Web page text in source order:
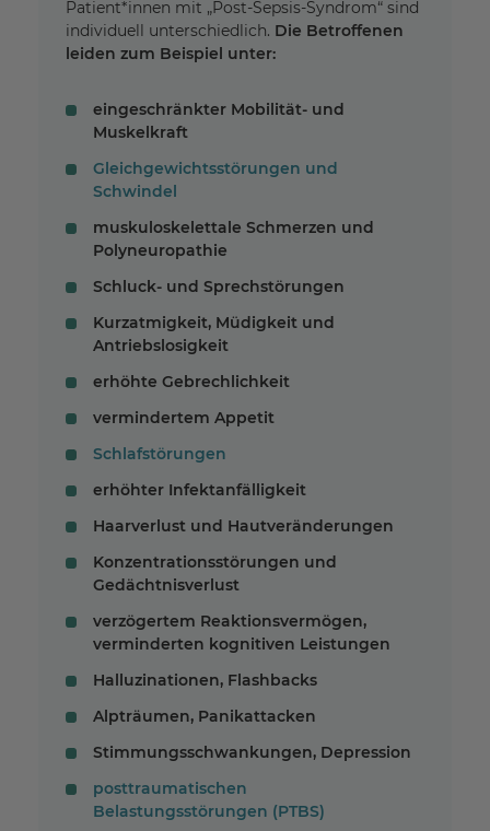
Patient*innen mit „Post-Sepsis-Syndrom“ sind
individuell unterschiedlich. Die Betroffenen
leiden zum Beispiel unter:
eingeschränkter Mobilität- und
Muskelkraft
Gleichgewichtsstörungen und
Schwindel
muskuloskelettale Schmerzen und
Polyneuropathie
Schluck- und Sprechstörungen
Kurzatmigkeit, Müdigkeit und
Antriebslosigkeit
erhöhte Gebrechlichkeit
vermindertem Appetit
Schlafstörungen
erhöhter Infektanfälligkeit
Haarverlust und Hautveränderungen
Konzentrationsstörungen und
Gedächtnisverlust
verzögertem Reaktionsvermögen,
verminderten kognitiven Leistungen
Halluzinationen, Flashbacks
Alpträumen, Panikattacken
Stimmungsschwankungen, Depression
posttraumatischen
Belastungsstörungen (PTBS)